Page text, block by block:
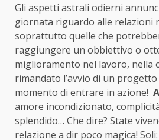
Gli aspetti astrali odierni
giornata riguardo alle relazioni
soprattutto quelle che
raggiungere un obbiettivo o
miglioramento nel lavoro, nella
rimandato l’avvio di un
momento di entrare in azione!
amore incondizionato,
splendido… Che dire? State
relazione a dir poco magica!